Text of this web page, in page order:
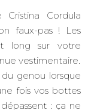
Cordula
faux-pas ! Les
long sur votre
vestimentaire.
genou lorsque
fois vos bottes
: ça ne